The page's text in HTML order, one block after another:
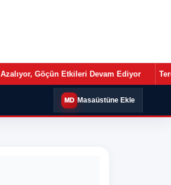
Terörsüz Türkiye Yasası Meclis Yolunda •
MD Masaüstüne Ekle